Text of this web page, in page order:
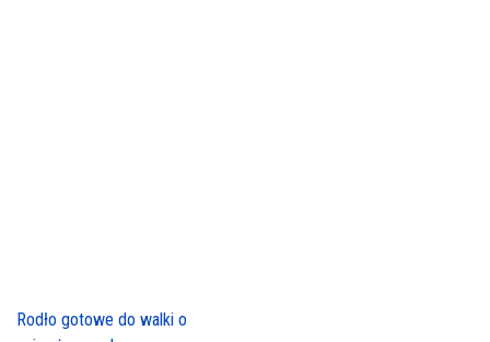
Rodło gotowe do walki o